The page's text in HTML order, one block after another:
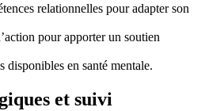
relationnelles pour adapter son
pour apporter un soutien
disponibles en santé mentale.
et suivi